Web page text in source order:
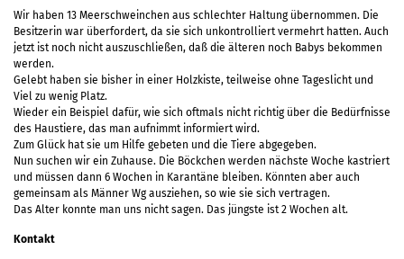
Wir haben 13 Meerschweinchen aus schlechter Haltung übernommen. Die
Besitzerin war überfordert, da sie sich unkontrolliert vermehrt hatten. Auch
jetzt ist noch nicht auszuschließen, daß die älteren noch Babys bekommen
werden.
Gelebt haben sie bisher in einer Holzkiste, teilweise ohne Tageslicht und
Viel zu wenig Platz.
Wieder ein Beispiel dafür, wie sich oftmals nicht richtig über die Bedürfnisse
des Haustiere, das man aufnimmt informiert wird.
Zum Glück hat sie um Hilfe gebeten und die Tiere abgegeben.
Nun suchen wir ein Zuhause. Die Böckchen werden nächste Woche kastriert
und müssen dann 6 Wochen in Karantäne bleiben. Könnten aber auch
gemeinsam als Männer Wg ausziehen, so wie sie sich vertragen.
Das Alter konnte man uns nicht sagen. Das jüngste ist 2 Wochen alt.
Kontakt